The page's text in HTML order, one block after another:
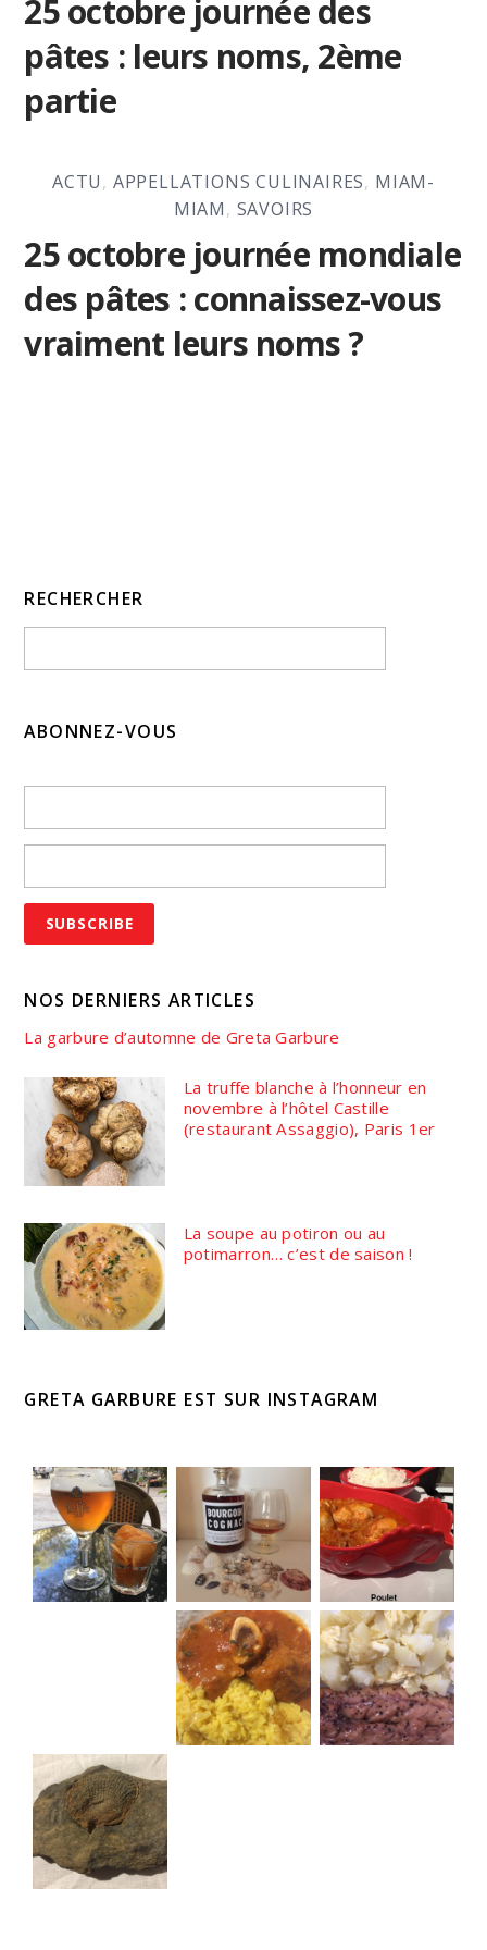
25 octobre journée des
pâtes : leurs noms, 2ème
partie
ACTU, APPELLATIONS CULINAIRES, MIAM-
MIAM, SAVOIRS
25 octobre journée mondiale
des pâtes : connaissez-vous
vraiment leurs noms ?
RECHERCHER
ABONNEZ-VOUS
NOS DERNIERS ARTICLES
La garbure d’automne de Greta Garbure
La truffe blanche à l’honneur en
novembre à l’hôtel Castille
(restaurant Assaggio), Paris 1er
La soupe au potiron ou au
potimarron… c’est de saison !
GRETA GARBURE EST SUR INSTAGRAM